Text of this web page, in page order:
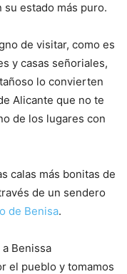
estado más puro.
de visitar, como es
y casas señoriales,
lo convierten
Alicante que no te
de los lugares con
calas más bonitas de
de un sendero
de Benisa.
Benissa
el pueblo y tomamos